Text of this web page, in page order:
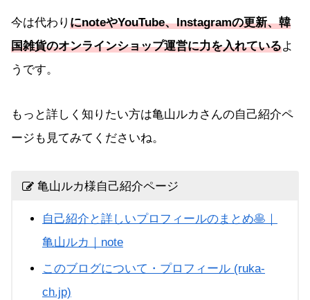
今は代わり にnoteやYouTube、Instagramの更新、韓
国雑貨のオンラインショップ運営に力を入れているよ
うです。
もっと詳しく知りたい方は亀山ルカさんの自己紹介ペ
ージも見てみてくださいね。
亀山ルカ様自己紹介ページ
自己紹介と詳しいプロフィールのまとめ🥞｜
亀山ルカ｜note
このブログについて・プロフィール (ruka-
ch.jp)